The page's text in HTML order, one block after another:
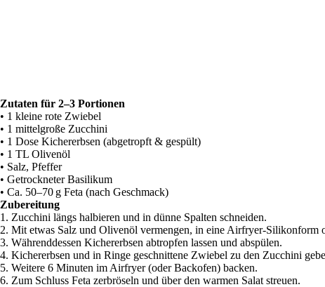
Zutaten für 2–3 Portionen
• 1 kleine rote Zwiebel
• 1 mittelgroße Zucchini
• 1 Dose Kichererbsen (abgetropft & gespült)
• 1 TL Olivenöl
• Salz, Pfeffer
• Getrockneter Basilikum
• Ca. 50–70 g Feta (nach Geschmack)
Zubereitung
1. Zucchini längs halbieren und in dünne Spalten schneiden.
2. Mit etwas Salz und Olivenöl vermengen, in eine Airfryer-Silikonform
3. Währenddessen Kichererbsen abtropfen lassen und abspülen.
4. Kichererbsen und in Ringe geschnittene Zwiebel zu den Zucchini
5. Weitere 6 Minuten im Airfryer (oder Backofen) backen.
6. Zum Schluss Feta zerbröseln und über den warmen Salat streuen.